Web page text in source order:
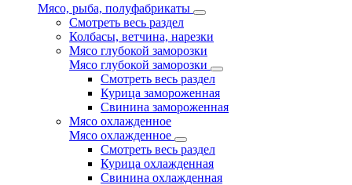
Мясо, рыба, полуфабрикаты
Смотреть весь раздел
Колбасы, ветчина, нарезки
Мясо глубокой заморозки
Мясо глубокой заморозки
Смотреть весь раздел
Курица замороженная
Свинина замороженная
Мясо охлажденное
Мясо охлажденное
Смотреть весь раздел
Курица охлажденная
Свинина охлажденная